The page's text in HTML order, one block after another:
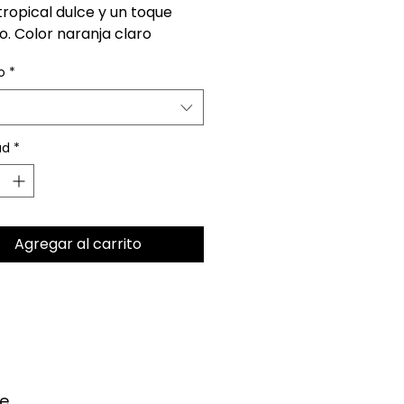
dulce y un toque
Color naranja claro
de color translúcido.
*
*
Agregar al carrito